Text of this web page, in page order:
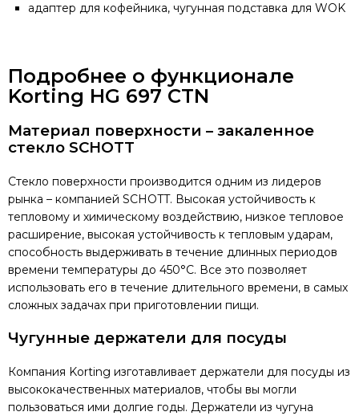
адаптер для кофейника, чугунная подставка для WOK
Подробнее о функционале
Korting HG 697 CTN
Материал поверхности – закаленное
стекло SCHOTT
Стекло поверхности производится одним из лидеров
рынка – компанией SCHOTT. Высокая устойчивость к
тепловому и химическому воздействию, низкое тепловое
расширение, высокая устойчивость к тепловым ударам,
способность выдерживать в течение длинных периодов
времени температуры до 450°C. Все это позволяет
использовать его в течение длительного времени, в самых
сложных задачах при приготовлении пищи.
Чугунные держатели для посуды
Компания Korting изготавливает держатели для посуды из
высококачественных материалов, чтобы вы могли
пользоваться ими долгие годы. Держатели из чугуна